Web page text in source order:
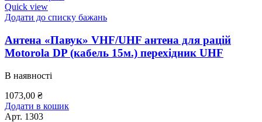
Quick view
Додати до списку бажань
Антена «Павук» VHF/UHF антена для рацій
Motorola DP (кабель 15м.) перехідник UHF
В наявності
1073,00 ₴
Додати в кошик
Арт. 1303